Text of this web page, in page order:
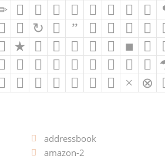
addressbook
amazon-2